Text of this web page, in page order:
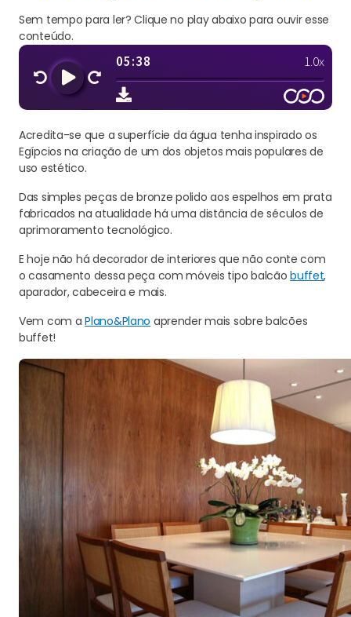
Sem tempo para ler? Clique no play abaixo para ouvir esse
conteúdo.
Acredita-se que a superfície da água tenha inspirado os
Egípcios na criação de um dos objetos mais populares de
uso estético.
Das simples peças de bronze polido aos espelhos em prata
fabricados na atualidade há uma distância de séculos de
aprimoramento tecnológico.
E hoje não há decorador de interiores que não conte com
o casamento dessa peça com móveis tipo balcãobuffet,
aparador, cabeceira e mais.
Vem com aPlano&Plano aprender mais sobre balcões
buffet!